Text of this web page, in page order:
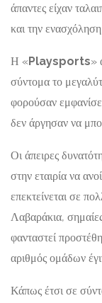
άπαντες είχαν
και την
Η «Playsports»
σύντομα το
φορούσαν
δεν άργησαν να
Οι άπειρες
στην εταιρία να
επεκτείνεται σε
Λαβαράκια,
φανταστεί
αριθμός ομάδων
Κάπως έτσι σε